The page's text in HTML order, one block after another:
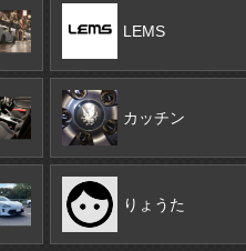
LEMS
カッチン
りょうた